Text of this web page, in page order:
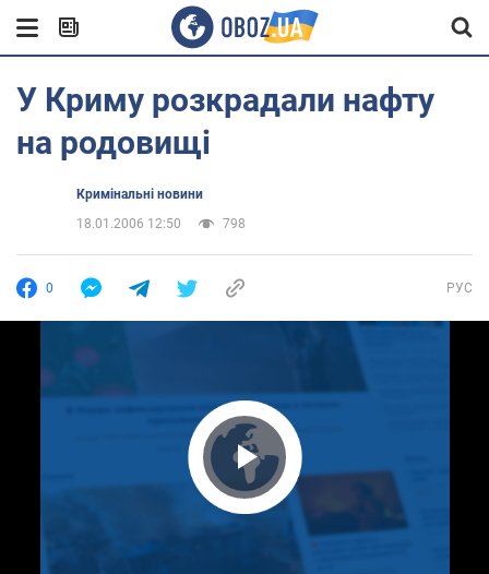
У Криму розкрадали нафту
на родовищі
Кримінальні новини
18.01.2006 12:50
798
0 РУС
Play Video